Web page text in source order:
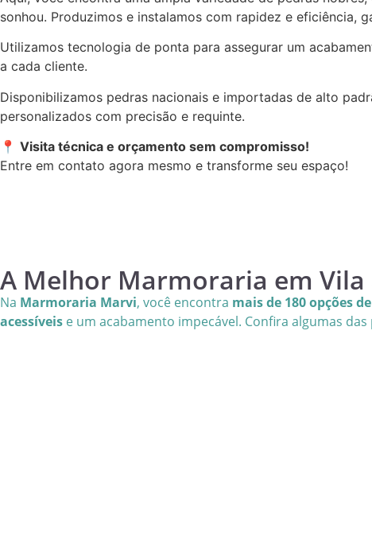
sonhou. Produzimos e instalamos com rapidez e eficiência,
Utilizamos tecnologia de ponta para assegurar um
a cada cliente.
Disponibilizamos pedras nacionais e importadas de alto
personalizados com precisão e requinte.
📍 Visita técnica e orçamento sem compromisso!
Entre em contato agora mesmo e transforme seu espaço!
A Melhor Marmoraria em
Na Marmoraria Marvi, você encontra mais de 180 opções
acessíveis e um acabamento impecável. Confira algumas